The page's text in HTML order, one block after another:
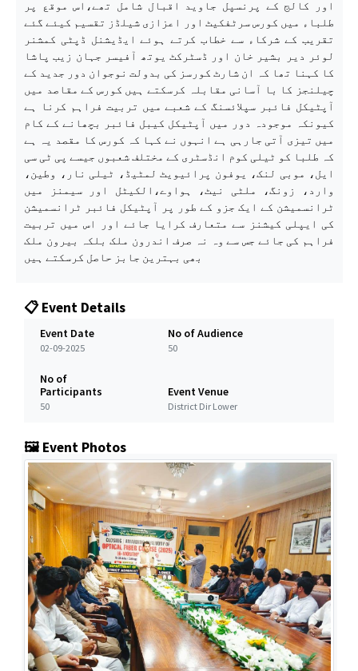
اور کالج کے پرنسپل جاوید اقبال شامل تھے،اس موقع پر
طلباء میں کورس سرٹفکیٹ اور اعزازی شیلڈز تقسیم کیئے گئے
تقریب کے شرکاء سے خطاب کرتے ہوئے ایڈیشنل ڈپٹی کمشنر
لوئر دیر بشیر خان اور ڈسٹرکٹ یوتھ آفیسر جہان زیب پاشا
کا کہنا تھا کہ ان شارٹ کورسز کی بدولت نوجوان دور جدید کے
چیلنجز کا با آسانی مقابلہ کرسکتے ہیں کورس کے مقاصد میں
آپٹیکل فائبر سپلائسنگ کے شعبے میں تربیت فراہم کرنا ہے
کیونکہ موجودہ دور میں آپٹیکل کیبل فائبر بچھانے کے کام
میں تیزی آتی جارہی ہے انہوں نے کہا کہ کورس کا مقصد یہ ہے
کہ طلبا کو ٹیلی کوم انڈسٹری کے مختلف شعبوں جیسے پی ٹی سی
ایل، موبی لنک، یوفون پرائیویٹ لمٹیڈ، ٹیلی نار، وطین،
وارد، زونگ، ملٹی نیٹ، ہواوے،الکیٹل اور سیمنز میں
ٹرانسمیشن کے ایک جزو کے طور پر آپٹیکل فائبر ٹرانسمیشن
کی ایپلی کیشنز سے متعارف کرایا جائے اور اس میں تربیت
فراہم کی جائے جس سے وہ نہ صرف اندرون ملک بلکہ بیرون ملک
بھی بہترین جابز حاصل کرسکتے ہیں
📋 Event Details
Event Date
02-09-2025
No of Audience
50
No of
Participants
50
Event Venue
District Dir Lower
🖼️ Event Photos